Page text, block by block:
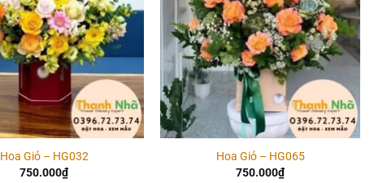
Hoa Giỏ – HG032
750.000₫
Hoa Giỏ – HG065
750.000₫